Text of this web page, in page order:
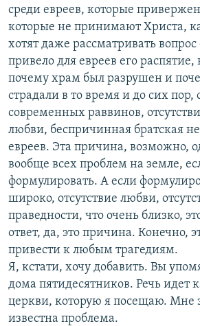
среди евреев, которые
которые не принимают Христа,
хотят даже рассматривать
привело для евреев его распятие,
почему храм был разрушен и
страдали в то время и до сих пор,
современных раввинов,
любви, беспричинная братская
евреев. Эта причина, возможно,
вообще всех проблем на земле,
формулировать. А если
широко, отсутствие любви,
праведности, что очень близко,
ответ, да, это причина. Конечно,
привести к любым трагедиям.
Я, кстати, хочу добавить. Вы
дома пятидесятников. Речь идет
церкви, которую я посещаю. Мне
известна проблема.